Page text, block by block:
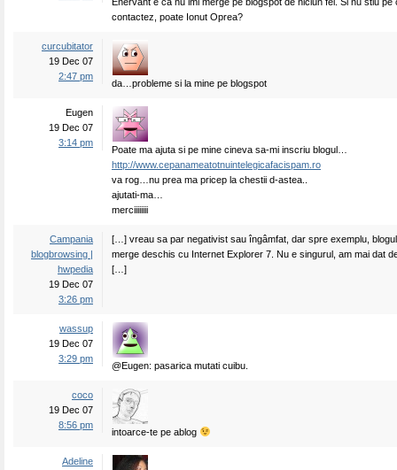
contactez, poate Ionut Oprea?
curcubitator
19 Dec 07
2:47 pm
da…probleme si la mine pe blogspot
Eugen
19 Dec 07
3:14 pm
Poate ma ajuta si pe mine cineva sa-mi inscriu blogul…
http://www.cepanameatotnuintelegicafacispam.ro
va rog…nu prea ma pricep la chestii d-astea..
ajutati-ma…
merciiiiiiii
Campania
blogbrowsing |
hwpedia
19 Dec 07
3:26 pm
[…] vreau sa par negativist sau îngâmfat, dar spre exemplu,
merge deschis cu Internet Explorer 7. Nu e singurul, am mai dat
[…]
wassup
19 Dec 07
3:29 pm
@Eugen: pasarica mutati cuibu.
coco
19 Dec 07
8:56 pm
intoarce-te pe ablog
Adeline